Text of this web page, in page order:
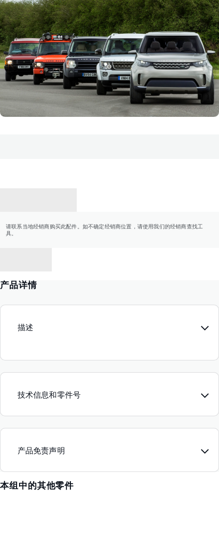
请联系当地经销商购买此配件。如不确定经销商位置，请使用我们的经销商查找工
具。
产品详情
描述
技术信息和零件号
产品免责声明
本组中的其他零件